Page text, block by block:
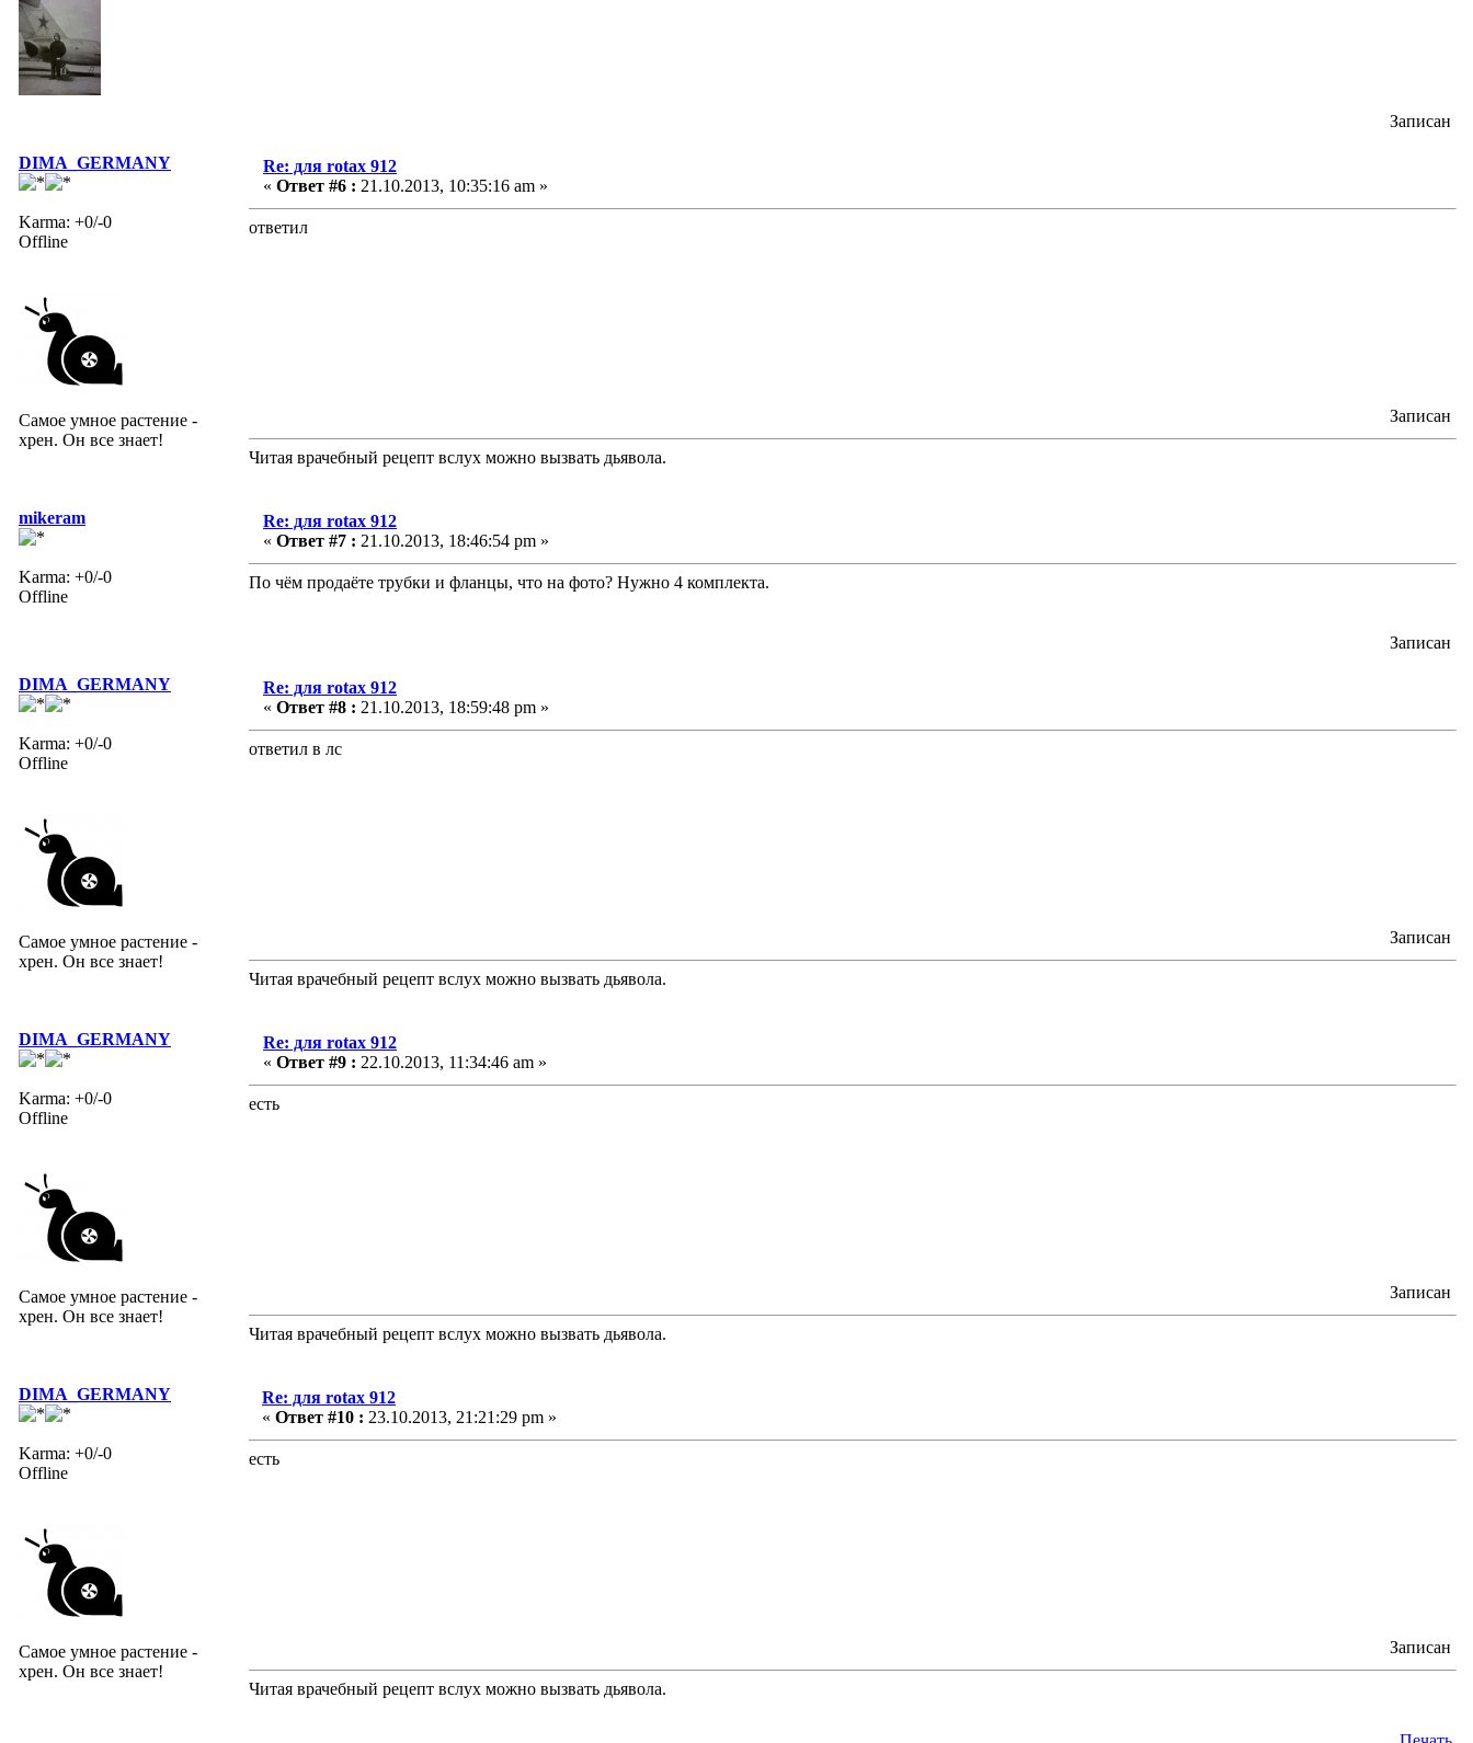
Записан
DIMA_GERMANY
Karma: +0/-0
Offline
Самое умное растение -
хрен. Он все знает!
Re: для rotax 912
« Ответ #6 : 21.10.2013, 10:35:16 am »
ответил
Записан
Читая врачебный рецепт вслух можно вызвать дьявола.
mikeram
Karma: +0/-0
Offline
Re: для rotax 912
« Ответ #7 : 21.10.2013, 18:46:54 pm »
По чём продаёте трубки и фланцы, что на фото? Нужно 4 комплекта.
Записан
DIMA_GERMANY
Karma: +0/-0
Offline
Самое умное растение -
хрен. Он все знает!
Re: для rotax 912
« Ответ #8 : 21.10.2013, 18:59:48 pm »
ответил в лс
Записан
Читая врачебный рецепт вслух можно вызвать дьявола.
DIMA_GERMANY
Karma: +0/-0
Offline
Самое умное растение -
хрен. Он все знает!
Re: для rotax 912
« Ответ #9 : 22.10.2013, 11:34:46 am »
есть
Записан
Читая врачебный рецепт вслух можно вызвать дьявола.
DIMA_GERMANY
Karma: +0/-0
Offline
Самое умное растение -
хрен. Он все знает!
Re: для rotax 912
« Ответ #10 : 23.10.2013, 21:21:29 pm »
есть
Записан
Читая врачебный рецепт вслух можно вызвать дьявола.